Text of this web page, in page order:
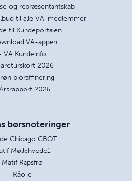
og repræsentantskab
til alle VA-medlemmer
til Kundeportalen
VA-appen
VA Kundeinfo
2026
bioraffinering
2025
børsnoteringer
Chicago CBOT
Møllehvede1
Matif Rapsfrø
Råolie